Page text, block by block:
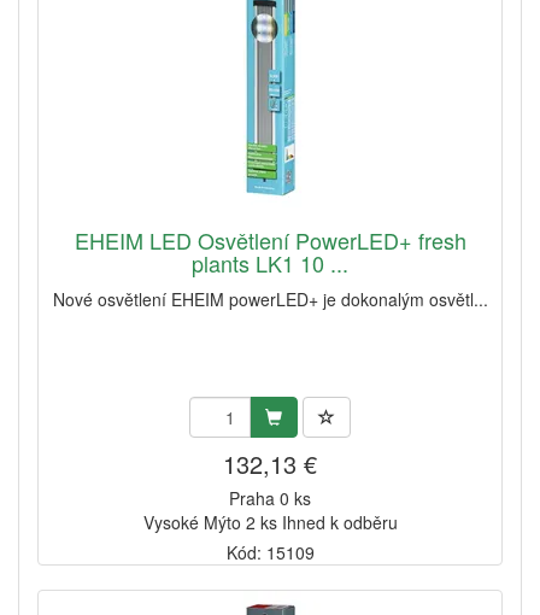
EHEIM LED Osvětlení PowerLED+ fresh
plants LK1 10 ...
Nové osvětlení EHEIM powerLED+ je dokonalým osvětl...
132,13 €
Praha 0 ks
Vysoké Mýto 2 ks Ihned k odběru
Kód: 15109